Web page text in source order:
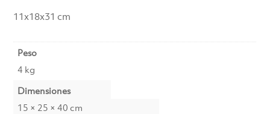
11x18x31 cm
Peso
4 kg
Dimensiones
15 × 25 × 40 cm